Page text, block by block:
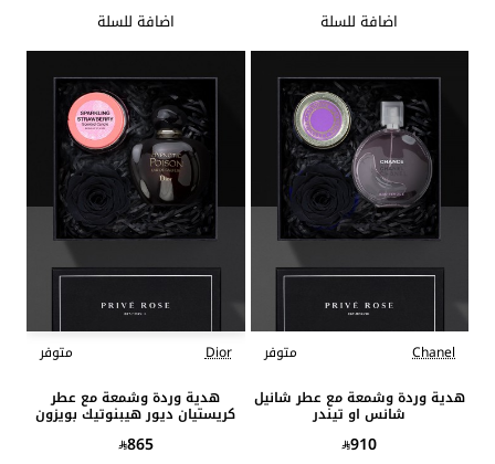
اضافة للسلة اضافة للسلة
Chanel
متوفر
هدية وردة وشمعة مع عطر شانيل
شانس او تيندر
910
Dior
متوفر
هدية وردة وشمعة مع عطر
كريستيان ديور هيبنوتيك بويزون
865